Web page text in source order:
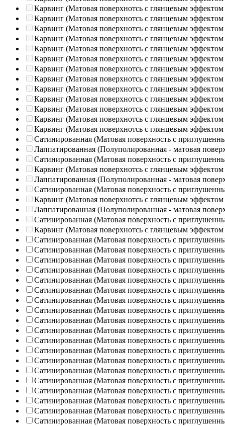
Карвинг (Матовая поверхнотсь с глянцевым эффектом
Карвинг (Матовая поверхнотсь с глянцевым эффектом
Карвинг (Матовая поверхнотсь с глянцевым эффектом
Карвинг (Матовая поверхнотсь с глянцевым эффектом
Карвинг (Матовая поверхнотсь с глянцевым эффектом
Карвинг (Матовая поверхнотсь с глянцевым эффектом
Карвинг (Матовая поверхнотсь с глянцевым эффектом
Карвинг (Матовая поверхнотсь с глянцевым эффектом
Карвинг (Матовая поверхнотсь с глянцевым эффектом
Карвинг (Матовая поверхнотсь с глянцевым эффектом
Карвинг (Матовая поверхнотсь с глянцевым эффектом
Карвинг (Матовая поверхнотсь с глянцевым эффектом
Карвинг (Матовая поверхнотсь с глянцевым эффектом
Сатинированная (Матовая поверхность с
Лаппатированная (Полуполированная - матовая
Сатинированная (Матовая поверхность с
Карвинг (Матовая поверхнотсь с глянцевым эффектом
Лаппатированная (Полуполированная - матовая
Сатинированная (Матовая поверхность с
Карвинг (Матовая поверхнотсь с глянцевым эффектом
Лаппатированная (Полуполированная - матовая
Сатинированная (Матовая поверхность с
Карвинг (Матовая поверхнотсь с глянцевым эффектом
Сатинированная (Матовая поверхность с
Сатинированная (Матовая поверхность с
Сатинированная (Матовая поверхность с
Сатинированная (Матовая поверхность с
Сатинированная (Матовая поверхность с
Сатинированная (Матовая поверхность с
Сатинированная (Матовая поверхность с
Сатинированная (Матовая поверхность с
Сатинированная (Матовая поверхность с
Сатинированная (Матовая поверхность с
Сатинированная (Матовая поверхность с
Сатинированная (Матовая поверхность с
Сатинированная (Матовая поверхность с
Сатинированная (Матовая поверхность с
Сатинированная (Матовая поверхность с
Сатинированная (Матовая поверхность с
Сатинированная (Матовая поверхность с
Сатинированная (Матовая поверхность с
Сатинированная (Матовая поверхность с